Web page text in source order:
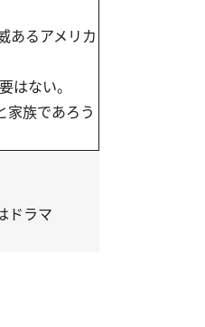
あるアメリカ
はない。
家族であろう
ドラマ